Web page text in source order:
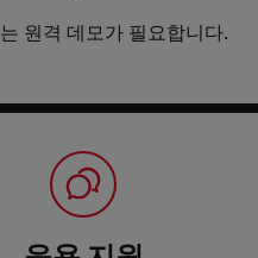
원격 데모가 필요합니다.